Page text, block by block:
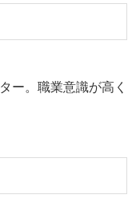
ー。職業意識が高く